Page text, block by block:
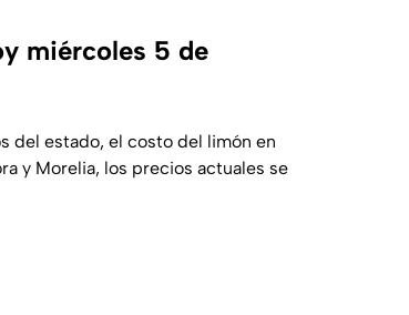
miércoles 5 de
del estado, el costo del limón en
y Morelia, los precios actuales se